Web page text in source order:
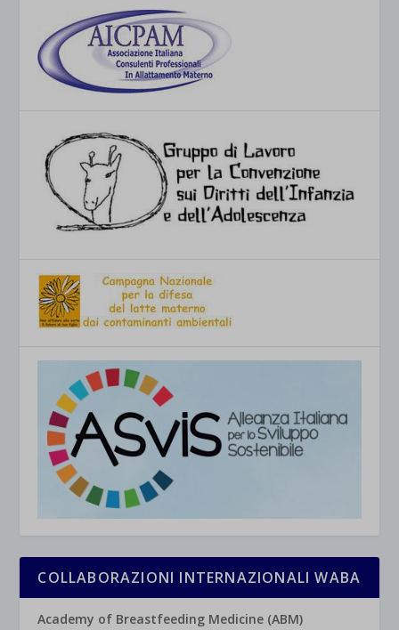
COLLABORAZIONI INTERNAZIONALI WABA
Academy of Breastfeeding Medicine (ABM)